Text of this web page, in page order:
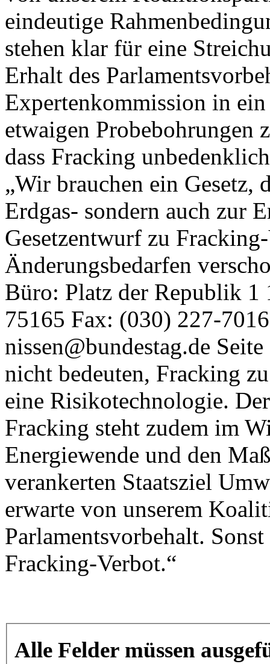
eindeutige
stehen klar für eine
Erhalt des
Expertenkommission in
etwaigen Probebohrungen
dass Fracking
„Wir brauchen ein Gesetz,
Erdgas- sondern auch zur
Gesetzentwurf zu
Änderungsbedarfen
Büro: Platz der Republik
75165 Fax: (030) 227-
nissen@bundestag.de
nicht bedeuten, Fracking
eine Risikotechnologie.
Fracking steht zudem im
Energiewende und den
verankerten Staatsziel
erwarte von unserem
Parlamentsvorbehalt.
Fracking-Verbot.“
Alle Felder müssen